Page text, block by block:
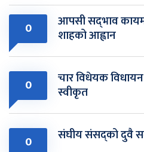
0 आपसी सद्‌भाव कायम
शाहको आह्वान
0 चार विधेयक विधायन
स्वीकृत
0 संघीय संसद्को दुवै